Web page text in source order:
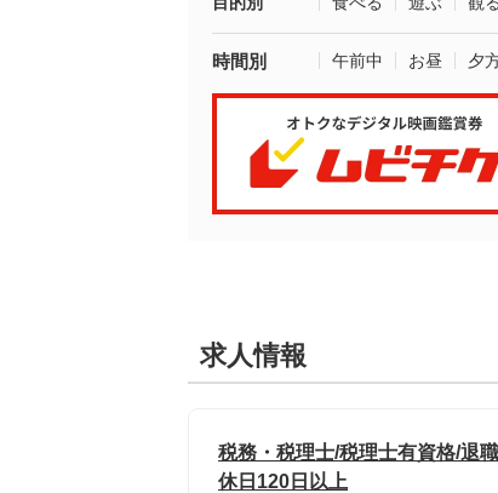
時間別 午前中 お昼 夕
求人情報
税務・税理士/税理士有資格/退
休日120日以上